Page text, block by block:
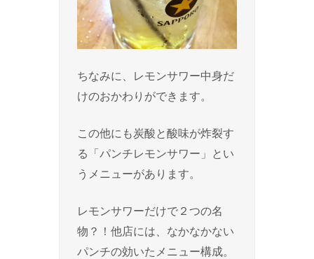
ちなみに、レモンサワー中身だ
けのおかわりができます。
この他にも炭酸と酸味が炸裂す
る「パンチレモンサワー」とい
うメニューがあります。
レモンサワーだけで２つの名
物？！他店には、なかなかない
パンチの効いたメニュー構成。